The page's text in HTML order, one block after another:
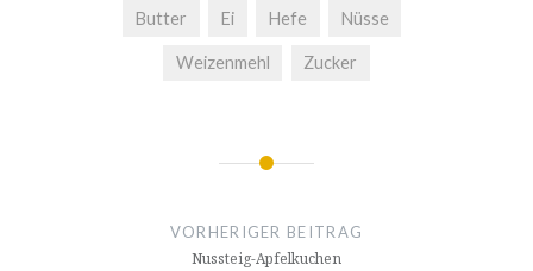
Butter Ei Hefe Nüsse
Weizenmehl Zucker
NavigationVORHERIGER BEITRAG
Nussteig-Apfelkuchen